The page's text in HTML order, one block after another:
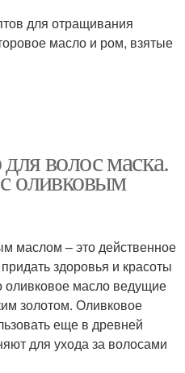
для отращивания
масло и ром, взятые
волос маска.
оливковым
маслом – это действенное
здоровья и красоты
масло ведущие
золотом. Оливковое
еще в древней
для ухода за волосами